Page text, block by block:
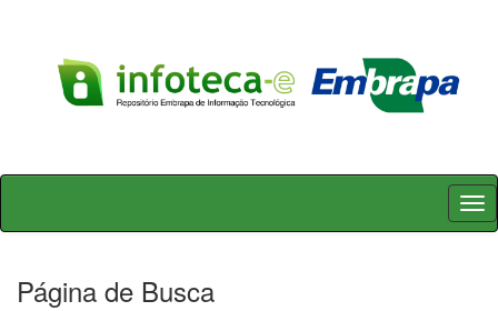
Skip
Página de Busca